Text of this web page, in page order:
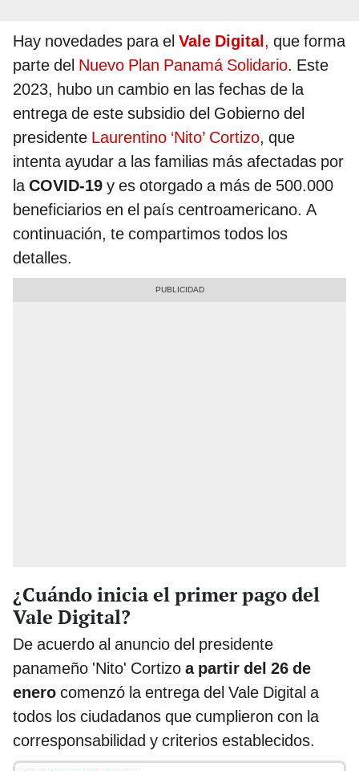
Hay novedades para el Vale Digital, que forma
parte del Nuevo Plan Panamá Solidario. Este
2023, hubo un cambio en las fechas de la
entrega de este subsidio del Gobierno del
presidente Laurentino ‘Nito’ Cortizo, que
intenta ayudar a las familias más afectadas por
laCOVID-19 y es otorgado a más de 500.000
beneficiarios en el país centroamericano. A
continuación, te compartimos todos los
detalles.
¿Cuándo inicia el primer pago del
Vale Digital?
De acuerdo al anuncio del presidente
panameño 'Nito' Cortizo a partir del 26 de
enero comenzó la entrega del Vale Digital a
todos los ciudadanos que cumplieron con la
corresponsabilidad y criterios establecidos.